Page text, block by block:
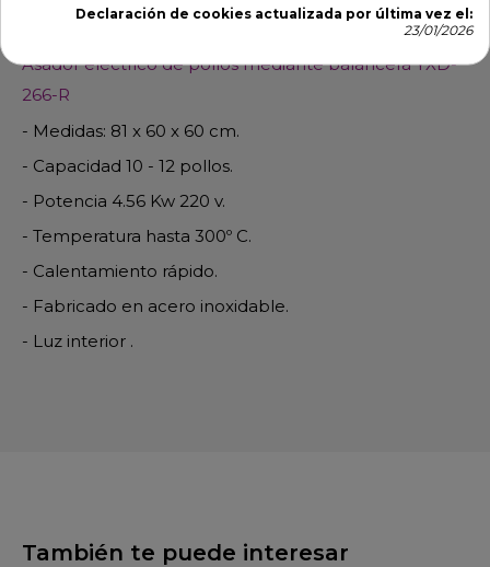
Asador eléctrico de pollos mediante balancera YXD-
266-R
- Medidas: 81 x 60 x 60 cm.
- Capacidad 10 - 12 pollos.
- Potencia 4.56 Kw 220 v.
- Temperatura hasta 300º C.
- Calentamiento rápido.
- Fabricado en acero inoxidable.
- Luz interior .
También te puede interesar
Declaración de cookies actualizada por última vez el:
23/01/2026